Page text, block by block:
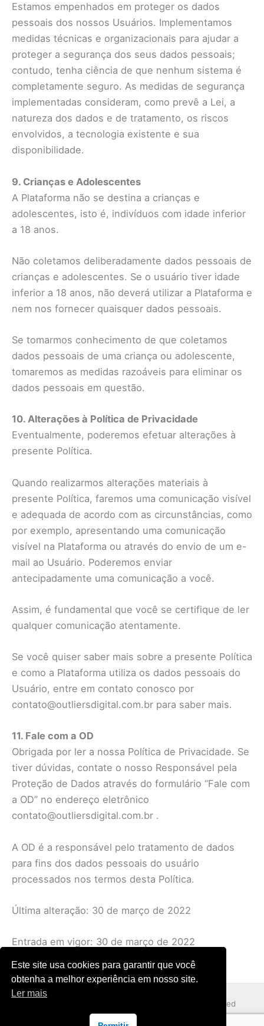
Estamos empenhados em proteger os dados
pessoais dos nossos Usuários. Implementamos
medidas técnicas e organizacionais para ajudar a
proteger a segurança dos seus dados pessoais;
contudo, tenha ciência de que nenhum sistema é
completamente seguro. As medidas de segurança
implementadas consideram, como prevê a Lei, a
natureza dos dados e de tratamento, os riscos
envolvidos, a tecnologia existente e sua
disponibilidade.
9. Crianças e Adolescentes
A Plataforma não se destina a crianças e
adolescentes, isto é, indivíduos com idade inferior
a 18 anos.
Não coletamos deliberadamente dados pessoais de
crianças e adolescentes. Se o usuário tiver idade
inferior a 18 anos, não deverá utilizar a Plataforma e
nem nos fornecer quaisquer dados pessoais.
Se tomarmos conhecimento de que coletamos
dados pessoais de uma criança ou adolescente,
tomaremos as medidas razoáveis para eliminar os
dados pessoais em questão.
10. Alterações à Política de Privacidade
Eventualmente, poderemos efetuar alterações à
presente Política.
Quando realizarmos alterações materiais à
presente Política, faremos uma comunicação visível
e adequada de acordo com as circunstâncias, como
por exemplo, apresentando uma comunicação
visível na Plataforma ou através do envio de um e-
mail ao Usuário. Poderemos enviar
antecipadamente uma comunicação a você.
Assim, é fundamental que você se certifique de ler
qualquer comunicação atentamente.
Se você quiser saber mais sobre a presente Política
e como a Plataforma utiliza os dados pessoais do
Usuário, entre em contato conosco por
contato@outliersdigital.com.br para saber mais.
11. Fale com a OD
Obrigada por ler a nossa Política de Privacidade. Se
tiver dúvidas, contate o nosso Responsável pela
Proteção de Dados através do formulário “Fale com
a OD” no endereço eletrônico
contato@outliersdigital.com.br .
A OD é a responsável pelo tratamento de dados
para fins dos dados pessoais do usuário
processados nos termos desta Política.
Última alteração: 30 de março de 2022
Entrada em vigor: 30 de março de 2022
Copyright © 2026, Outliers Digital - All Rights Reserved
Este site usa cookies para garantir que você
obtenha a melhor experiência em nosso site.
Ler mais